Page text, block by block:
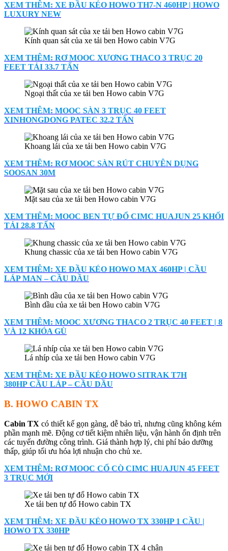
XEM THÊM: XE ĐẦU KÉO HOWO TH7-N 460HP | HOWO
LUXURY NEW
Kính quan sát của xe tải ben Howo cabin V7G
XEM THÊM: RƠ MOOC XƯƠNG THACO 3 TRỤC 20
FEET TẢI 33.7 TẤN
Ngoại thất của xe tải ben Howo cabin V7G
XEM THÊM: MOOC SÀN 3 TRỤC 40 FEET
XINHONGDONG PATEC 32.2 TẤN
Khoang lái của xe tải ben Howo cabin V7G
XEM THÊM: RƠ MOOC SÀN RÚT CHUYÊN DỤNG
SOOSAN 30M
Mặt sau của xe tải ben Howo cabin V7G
XEM THÊM: MOOC BEN TỰ ĐỔ CIMC HUAJUN 25 KHỐI
TẢI 28.8 TẤN
Khung chassic của xe tải ben Howo cabin V7G
XEM THÊM: XE ĐẦU KÉO HOWO MAX 460HP | CẦU
LÁP MAN – CẦU DẦU
Bình dầu của xe tải ben Howo cabin V7G
XEM THÊM: MOOC XƯƠNG THACO 2 TRỤC 40 FEET | 8
VÀ 12 KHÓA GÙ
Lá nhíp của xe tải ben Howo cabin V7G
XEM THÊM: XE ĐẦU KÉO HOWO SITRAK T7H
380HP CẦU LÁP – CẦU DẦU
B. HOWO CABIN TX
Cabin TX có thiết kế gọn gàng, dễ bảo trì, nhưng cũng không kém
phần mạnh mẽ. Động cơ tiết kiệm nhiên liệu, vận hành ổn định trên
các tuyến đường công trình. Giá thành hợp lý, chi phí bảo dưỡng
thấp, giúp tối ưu hóa lợi nhuận cho chủ xe.
XEM THÊM: RƠ MOOC CỔ CÒ CIMC HUAJUN 45 FEET
3 TRỤC MỚI
Xe tải ben tự đổ Howo cabin TX
XEM THÊM: XE ĐẦU KÉO HOWO TX 330HP 1 CẦU |
HOWO TX 330HP